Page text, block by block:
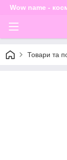
Wow name -
Товари та